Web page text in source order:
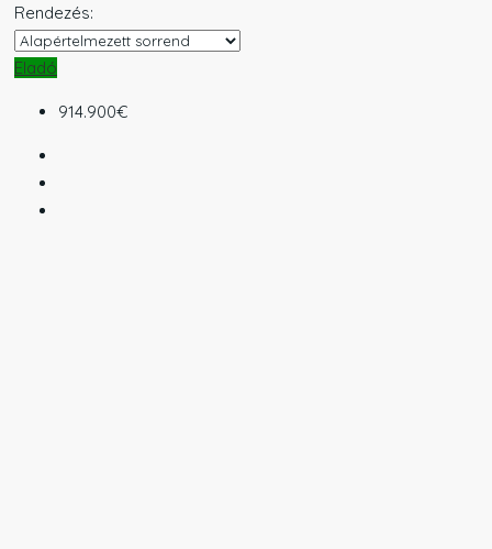
Rendezés:
Eladó
914.900€